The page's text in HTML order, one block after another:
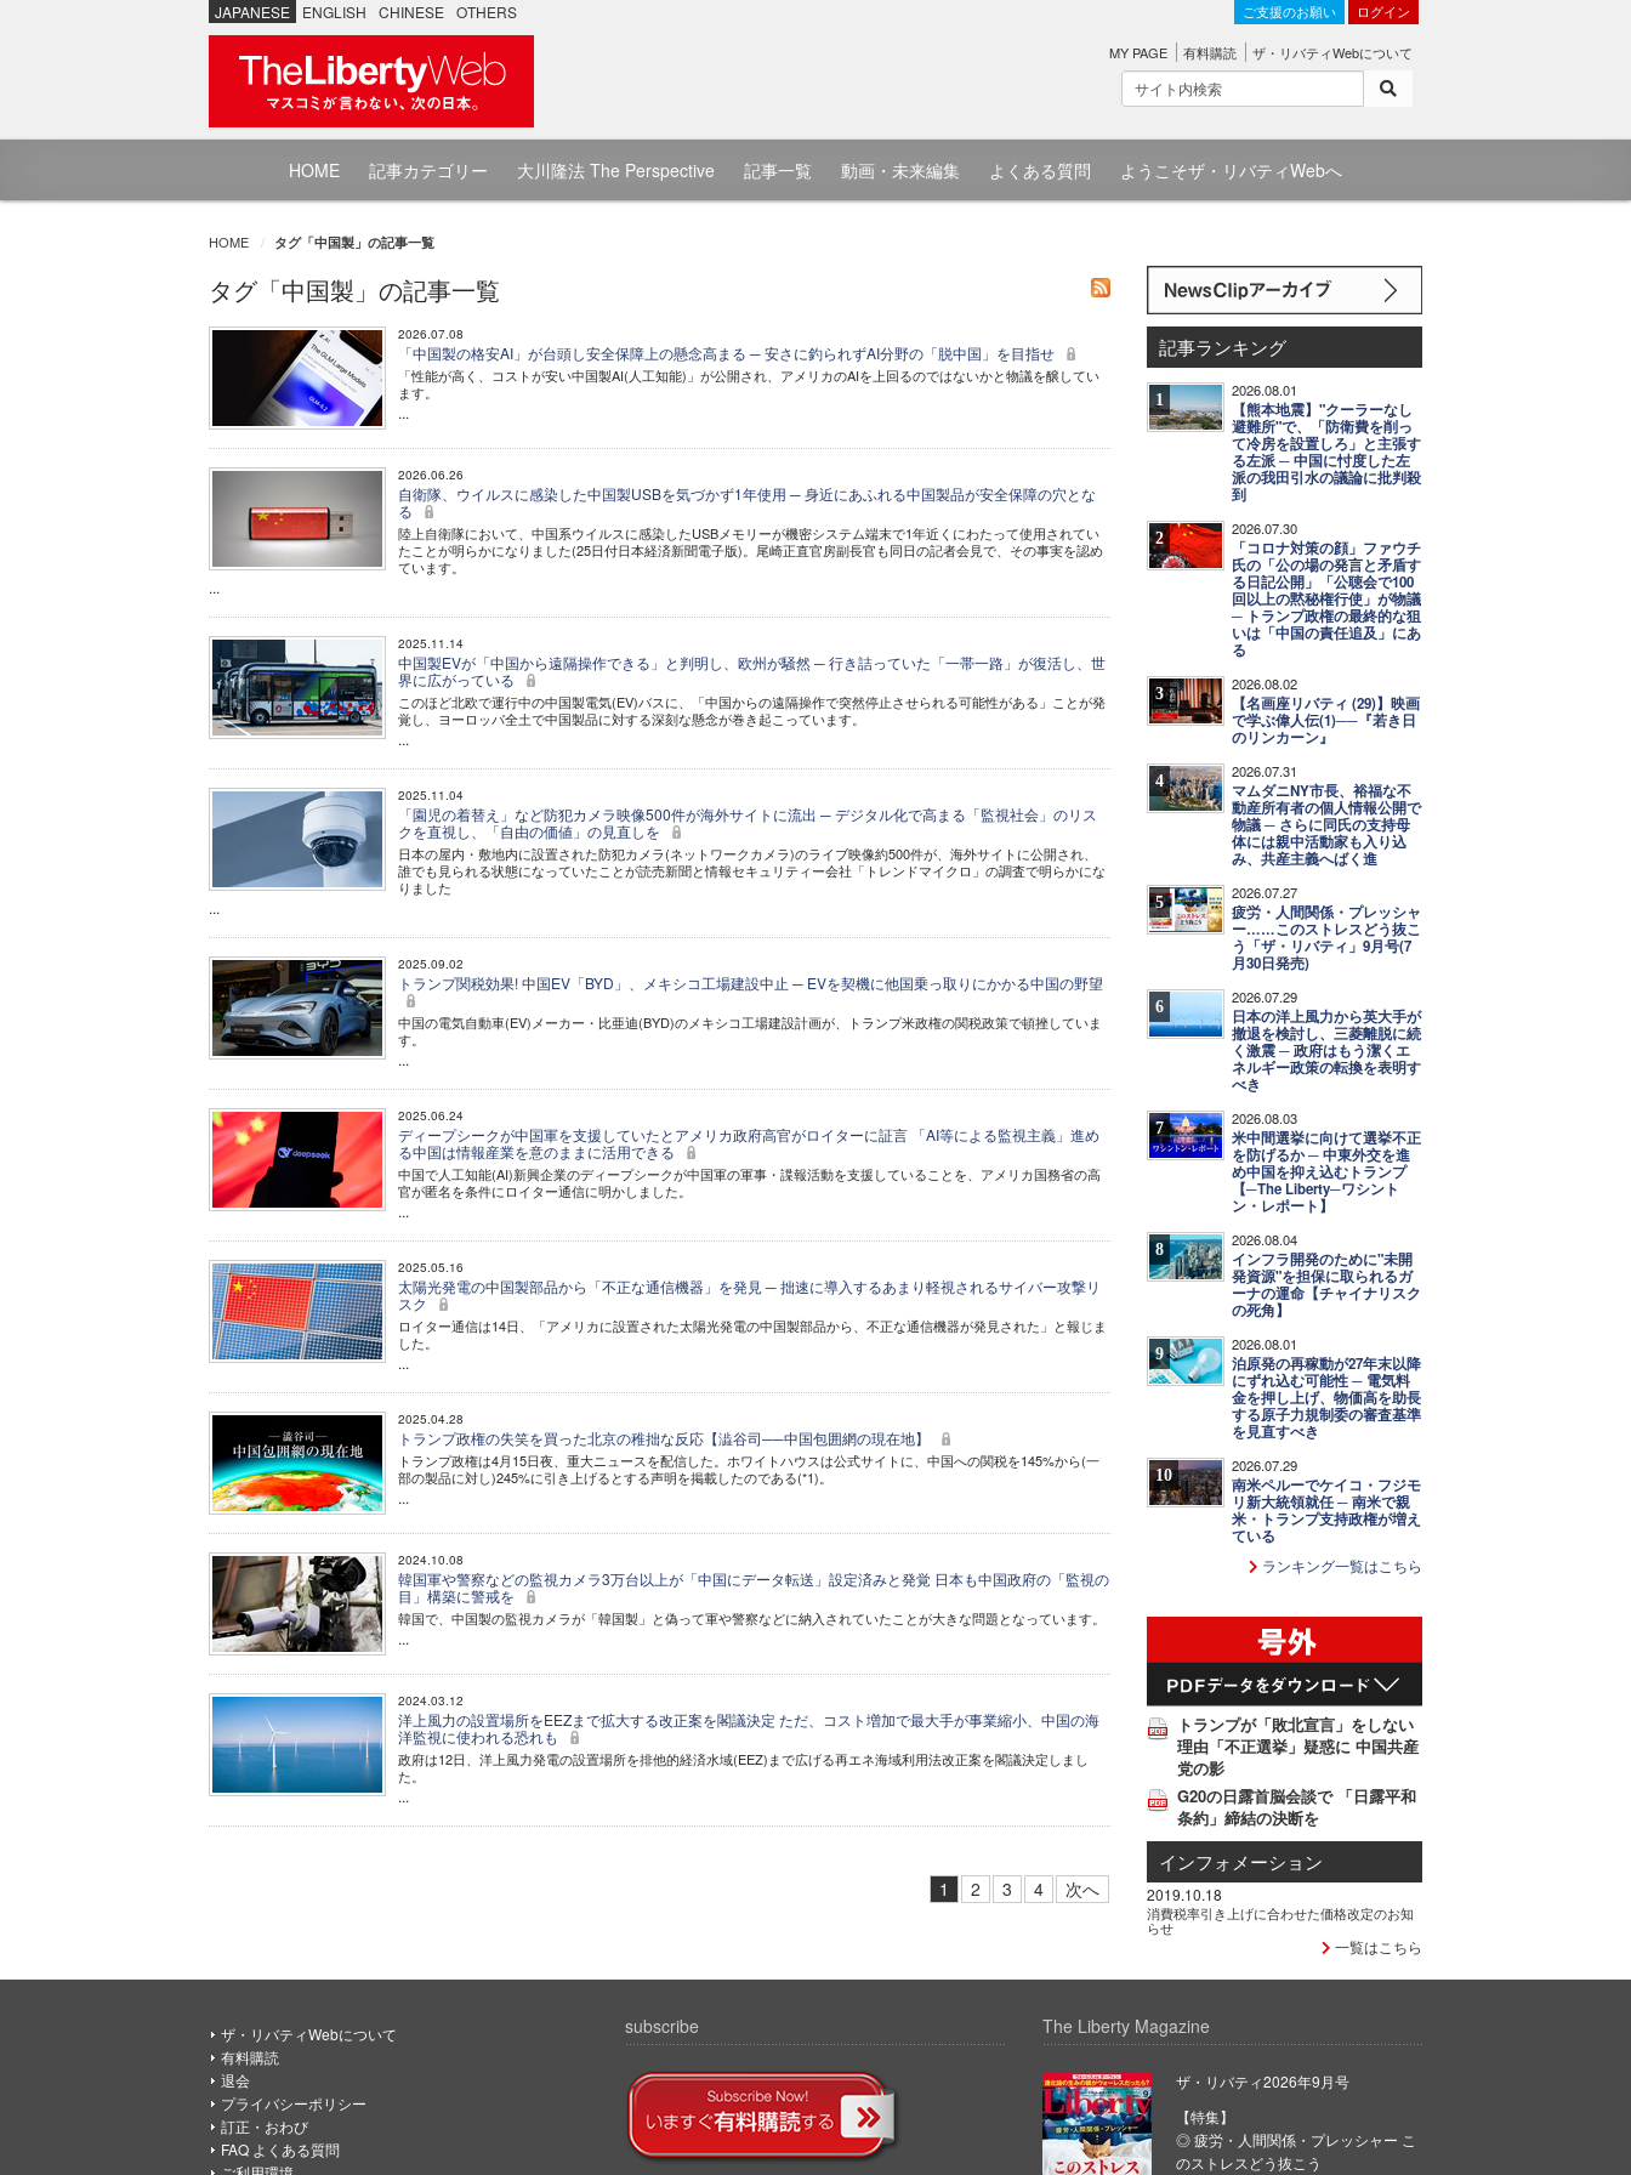
JAPANESE ENGLISH CHINESE OTHERS ご支援のお願い ログイン
MY PAGE 有料購読 ザ・リバティWebについて
HOME 記事カテゴリー 大川隆法 The Perspective 記事一覧 動画・未来編集 よくある質問 ようこそザ・リバティWebへ
HOME タグ「中国製」の記事一覧
タグ「中国製」の記事一覧
2026.07.08
「中国製の格安AI」が台頭し安全保障上の懸念高まる ─ 安さに釣られずAI分野の「脱中国」を目指せ
「性能が高く、コストが安い中国製AI(人工知能)」が公開され、アメリカのAIを上回るのではないかと物議を醸してい
ます。
...
2026.06.26
自衛隊、ウイルスに感染した中国製USBを気づかず1年使用 ─ 身近にあふれる中国製品が安全保障の穴とな
る
陸上自衛隊において、中国系ウイルスに感染したUSBメモリーが機密システム端末で1年近くにわたって使用されてい
たことが明らかになりました(25日付日本経済新聞電子版)。尾崎正直官房副長官も同日の記者会見で、その事実を認め
ています。
...
2025.11.14
中国製EVが「中国から遠隔操作できる」と判明し、欧州が騒然 ─ 行き詰っていた「一帯一路」が復活し、世
界に広がっている
このほど北欧で運行中の中国製電気(EV)バスに、「中国からの遠隔操作で突然停止させられる可能性がある」ことが発
覚し、ヨーロッパ全土で中国製品に対する深刻な懸念が巻き起こっています。
...
2025.11.04
「園児の着替え」など防犯カメラ映像500件が海外サイトに流出 ─ デジタル化で高まる「監視社会」のリス
クを直視し、「自由の価値」の見直しを
日本の屋内・敷地内に設置された防犯カメラ(ネットワークカメラ)のライブ映像約500件が、海外サイトに公開され、
誰でも見られる状態になっていたことが読売新聞と情報セキュリティー会社「トレンドマイクロ」の調査で明らかにな
りました
...
2025.09.02
トランプ関税効果! 中国EV「BYD」、メキシコ工場建設中止 ─ EVを契機に他国乗っ取りにかかる中国の野望
中国の電気自動車(EV)メーカー・比亜迪(BYD)のメキシコ工場建設計画が、トランプ米政権の関税政策で頓挫していま
す。
...
2025.06.24
ディープシークが中国軍を支援していたとアメリカ政府高官がロイターに証言 「AI等による監視主義」進め
る中国は情報産業を意のままに活用できる
中国で人工知能(AI)新興企業のディープシークが中国軍の軍事・諜報活動を支援していることを、アメリカ国務省の高
官が匿名を条件にロイター通信に明かしました。
...
2025.05.16
太陽光発電の中国製部品から「不正な通信機器」を発見 ─ 拙速に導入するあまり軽視されるサイバー攻撃リ
スク
ロイター通信は14日、「アメリカに設置された太陽光発電の中国製部品から、不正な通信機器が発見された」と報じま
した。
...
2025.04.28
トランプ政権の失笑を買った北京の稚拙な反応【澁谷司──中国包囲網の現在地】
トランプ政権は4月15日夜、重大ニュースを配信した。ホワイトハウスは公式サイトに、中国への関税を145%から(一
部の製品に対し)245%に引き上げるとする声明を掲載したのである(*1)。
...
2024.10.08
韓国軍や警察などの監視カメラ3万台以上が「中国にデータ転送」設定済みと発覚 日本も中国政府の「監視の
目」構築に警戒を
韓国で、中国製の監視カメラが「韓国製」と偽って軍や警察などに納入されていたことが大きな問題となっています。
...
2024.03.12
洋上風力の設置場所をEEZまで拡大する改正案を閣議決定 ただ、コスト増加で最大手が事業縮小、中国の海
洋監視に使われる恐れも
政府は12日、洋上風力発電の設置場所を排他的経済水域(EEZ)まで広げる再エネ海域利用法改正案を閣議決定しまし
た。
...
1 2 3 4 次へ
記事ランキング
1 2026.08.01
【熊本地震】"クーラーなし
避難所"で、「防衛費を削っ
て冷房を設置しろ」と主張す
る左派 ─ 中国に忖度した左
派の我田引水の議論に批判殺
到
2 2026.07.30
「コロナ対策の顔」ファウチ
氏の「公の場の発言と矛盾す
る日記公開」「公聴会で100
回以上の黙秘権行使」が物議
─ トランプ政権の最終的な狙
いは「中国の責任追及」にあ
る
3 2026.08.02
【名画座リバティ (29)】映画
で学ぶ偉人伝(1)──『若き日
のリンカーン』
4 2026.07.31
マムダニNY市長、裕福な不
動産所有者の個人情報公開で
物議 ─ さらに同氏の支持母
体には親中活動家も入り込
み、共産主義へばく進
5 2026.07.27
疲労・人間関係・プレッシャ
ー……このストレスどう抜こ
う「ザ・リバティ」9月号(7
月30日発売)
6 2026.07.29
日本の洋上風力から英大手が
撤退を検討し、三菱離脱に続
く激震 ─ 政府はもう潔くエ
ネルギー政策の転換を表明す
べき
7 2026.08.03
米中間選挙に向けて選挙不正
を防げるか ─ 中東外交を進
め中国を抑え込むトランプ
【─The Liberty─ワシント
ン・レポート】
8 2026.08.04
インフラ開発のために"未開
発資源"を担保に取られるガ
ーナの運命【チャイナリスク
の死角】
9 2026.08.01
泊原発の再稼動が27年末以降
にずれ込む可能性 ─ 電気料
金を押し上げ、物価高を助長
する原子力規制委の審査基準
を見直すべき
10 2026.07.29
南米ペルーでケイコ・フジモ
リ新大統領就任 ─ 南米で親
米・トランプ支持政権が増え
ている
ランキング一覧はこちら
トランプが「敗北宣言」をしない
理由「不正選挙」疑惑に 中国共産
党の影
G20の日露首脳会談で 「日露平和
条約」締結の決断を
インフォメーション
2019.10.18
消費税率引き上げに合わせた価格改定のお知
らせ
一覧はこちら
ザ・リバティWebについて
有料購読
退会
プライバシーポリシー
訂正・おわび
FAQ よくある質問
subscribe The Liberty Magazine
ザ・リバティ2026年9月号
【特集】
◎ 疲労・人間関係・プレッシャー こ
のストレスどう抜こう